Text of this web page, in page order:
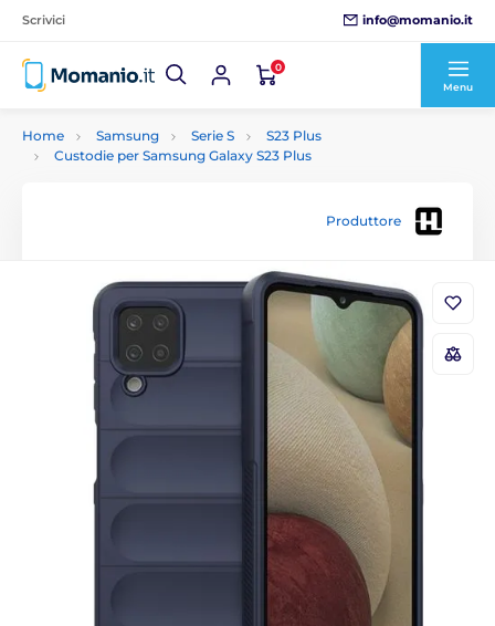
Scrivici info@momanio.it
0
Menu
Home Samsung Serie S
S23 Plus
Custodie per Samsung Galaxy S23 Plus
Produttore